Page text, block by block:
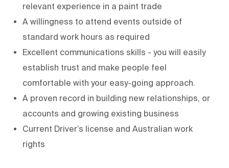
relevant experience in a paint trade
A willingness to attend events outside of
standard work hours as required
Excellent communications skills - you will easily
establish trust and make people feel
comfortable with your easy-going approach.
A proven record in building new relationships, or
accounts and growing existing business
Current Driver’s license and Australian work
rights